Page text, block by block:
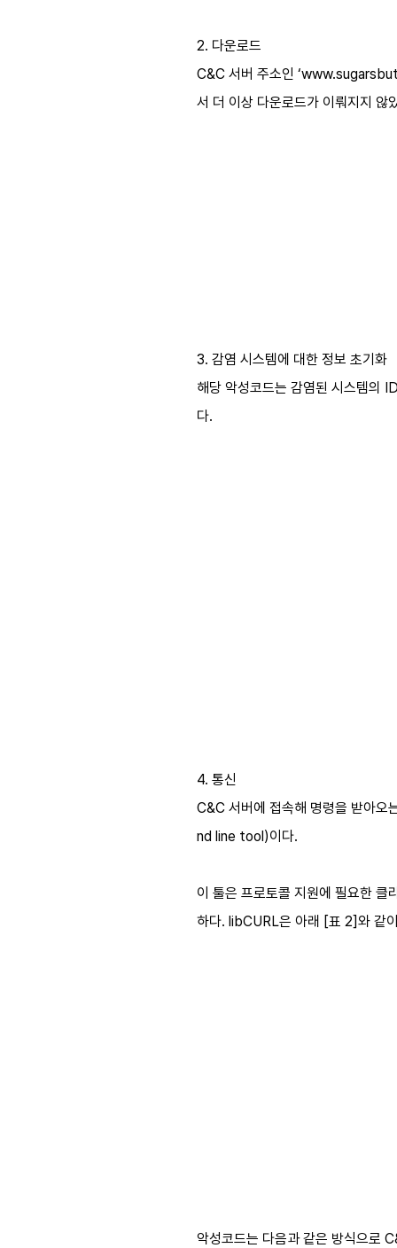
2. 다운로드
C&C 서버 주소인
서 더 이상 다운로드가 이뤄지지 않
3. 감염 시스템에 대한 정보 초기화
해당 악성코드는 감염된 시스템의
다.
4. 통신
C&C 서버에 접속해 명령을 받아오
nd line tool)이다.
이 툴은 프로토콜 지원에 필요한
하다. libCURL은 아래 [표 2]와 같
악성코드는 다음과 같은 방식으로